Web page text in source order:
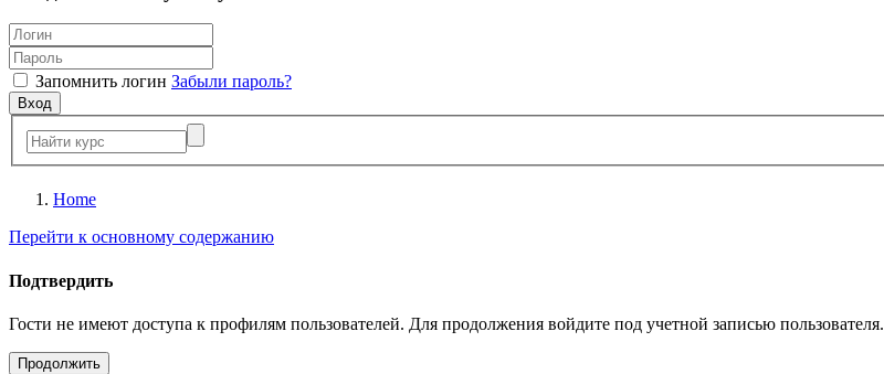
Запомнить логин Забыли пароль?
Вход
Home
Перейти к основному содержанию
Подтвердить
Гости не имеют доступа к профилям пользователей. Для продолжения войдите под учетной записью пользователя.
Продолжить